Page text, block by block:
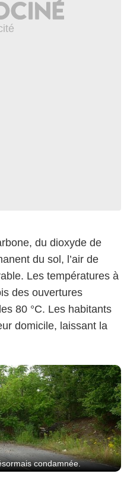
du dioxyde de
du sol, l’air de
Les températures à
des ouvertures
80 °C. Les habitants
domicile, laissant la
condamnée.